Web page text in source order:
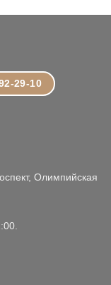
29-10
Олимпийская